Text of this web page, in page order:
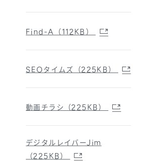
Find-A（112KB）
SEOタイムズ（225KB）
動画チラシ（225KB）
デジタルレイバーJim
（225KB）